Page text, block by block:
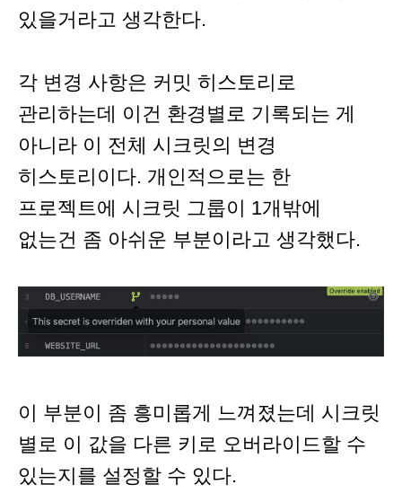
있을거라고 생각한다.
각 변경 사항은 커밋 히스토리로
관리하는데 이건 환경별로 기록되는 게
아니라 이 전체 시크릿의 변경
히스토리이다. 개인적으로는 한
프로젝트에 시크릿 그룹이 1개밖에
없는건 좀 아쉬운 부분이라고 생각했다.
이 부분이 좀 흥미롭게 느껴졌는데 시크릿
별로 이 값을 다른 키로 오버라이드할 수
있는지를 설정할 수 있다.